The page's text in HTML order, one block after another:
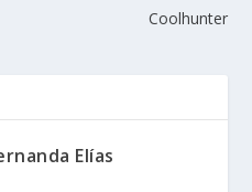
Coolhunter
Elías